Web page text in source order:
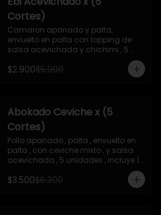
Cortes)
Camaron apanado y palta,
envuelto en palta con topping de
salsa acevichada y chichimi , 5
unidades , incluye 1 soya de 15 ml
$2.900$5.900
Abokado Ceviche x (5
Cortes)
Pollo apanado , palta , envuelto en
palta , con ceviche mixto , y salsa
acevichada , 5 unidades , incluye 1
$3.500$6.300